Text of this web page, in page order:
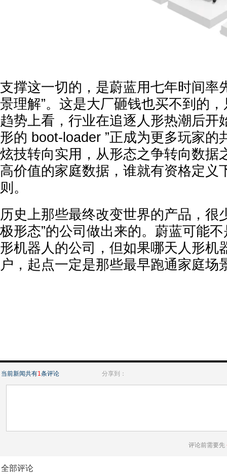
支撑这一切的，是蔚蓝用七年时间率
景理解”。这是大厂砸钱也买不到的
趋势上看，行业在追逐人形热潮后开
形的 boot-loader ”正成为更多玩家
炫技转向实用，从形态之争转向数据
高价值的家庭数据，谁就有资格定义
则。
历史上那些最终改变世界的产品，很
极形态”的公司做出来的。蔚蓝可能
形机器人的公司，但如果哪天人形机
户，起点一定是那些最早跑通家庭场
当前新闻共有1条评论 分享到：
评论前需要先
全部评论